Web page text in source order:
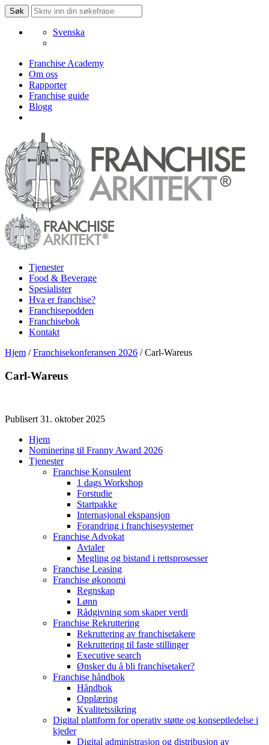
Svenska
Franchise Academy
Om oss
Rapporter
Franchise guide
Blogg
Tjenester
Food & Beverage
Spesialister
Hva er franchise?
Franchisepodden
Franchisebok
Kontakt
Hjem /Franchisekonferansen 2026 /Carl-Wareus
Carl-Wareus
Publisert 31. oktober 2025
Hjem
Nominering til Franny Award 2026
Tjenester
Franchise Konsulent
1 dags Workshop
Forstudie
Startpakke
Internasjonal ekspansjon
Forandring i franchisesystemer
Franchise Advokat
Avtaler
Megling og bistand i rettsprosesser
Franchise Leasing
Franchise økonomi
Regnskap
Lønn
Rådgivning som skaper verdi
Franchise Rekruttering
Rekruttering av franchisetakere
Rekruttering til faste stillinger
Executive search
Ønsker du å bli franchisetaker?
Franchise håndbok
Håndbok
Opplæring
Kvalitetssikring
Digital plattform for operativ støtte og konseptledelse i
kjeder
Digital administrasjon og distribusjon av